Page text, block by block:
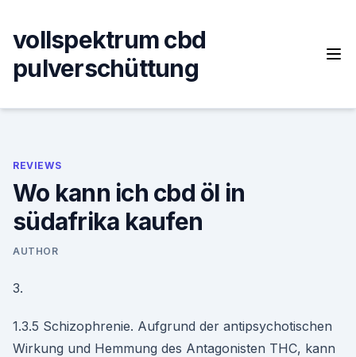
content
vollspektrum cbd
pulverschüttung
REVIEWS
Wo kann ich cbd öl in
südafrika kaufen
AUTHOR
3.
1.3.5 Schizophrenie. Aufgrund der antipsychotischen
Wirkung und Hemmung des Antagonisten THC, kann